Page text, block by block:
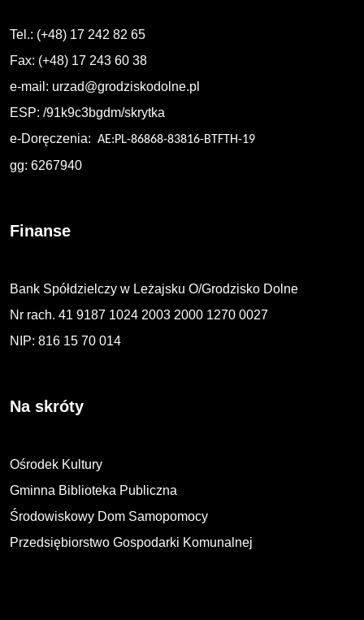
Tel.: (+48) 17 242 82 65
Fax: (+48) 17 243 60 38
e-mail: urzad@grodziskodolne.pl
ESP: /91k9c3bgdm/skrytka
e-Doręczenia: AE:PL-86868-83816-BTFTH-19
gg: 6267940
Finanse
Bank Spółdzielczy w Leżajsku O/Grodzisko Dolne
Nr rach. 41 9187 1024 2003 2000 1270 0027
NIP: 816 15 70 014
Na skróty
Ośrodek Kultury
Gminna Biblioteka Publiczna
Środowiskowy Dom Samopomocy
Przedsiębiorstwo Gospodarki Komunalnej